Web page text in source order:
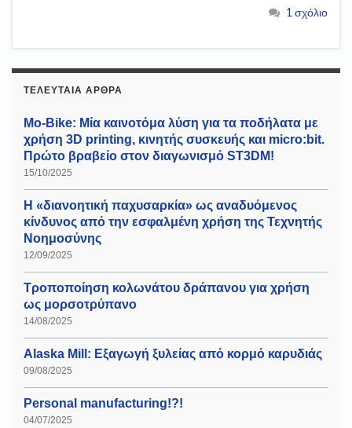
1 σχόλιο
ΤΕΛΕΥΤΑΊΑ ΆΡΘΡΑ
Mo-Bike: Μία καινοτόμα λύση για τα ποδήλατα με
χρήση 3D printing, κινητής συσκευής και micro:bit.
Πρώτο βραβείο στον διαγωνισμό ST3DM!
15/10/2025
Η «διανοητική παχυσαρκία» ως αναδυόμενος
κίνδυνος από την εσφαλμένη χρήση της Τεχνητής
Νοημοσύνης
12/09/2025
Τροποποίηση κολωνάτου δράπανου για χρήση
ως μορσοτρύπανο
14/08/2025
Alaska Mill: Εξαγωγή ξυλείας από κορμό καρυδιάς
09/08/2025
Personal manufacturing!?!
04/07/2025